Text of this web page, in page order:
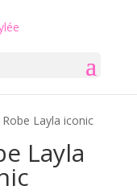
Layla iconic
Layla